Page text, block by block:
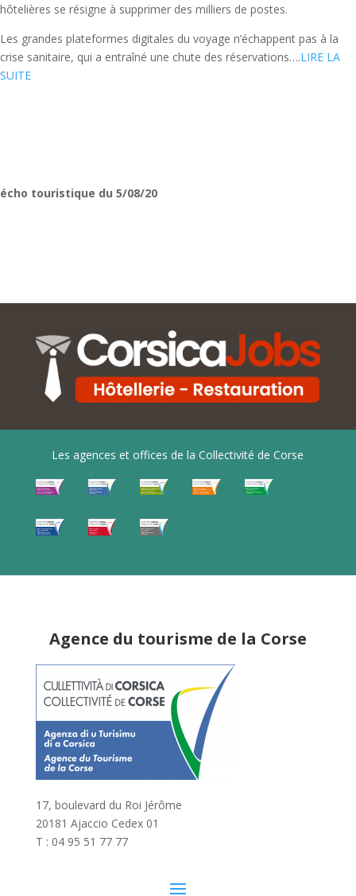
hôtelières se résigne à supprimer des milliers de postes.
Les grandes plateformes digitales du voyage n’échappent pas à la
crise sanitaire, qui a entraîné une chute des réservations….LIRE LA
SUITE
écho touristique du 5/08/20
Les agences et offices de la Collectivité de Corse
Agence du tourisme de la Corse
17, boulevard du Roi Jérôme
20181 Ajaccio Cedex 01
T : 04 95 51 77 77